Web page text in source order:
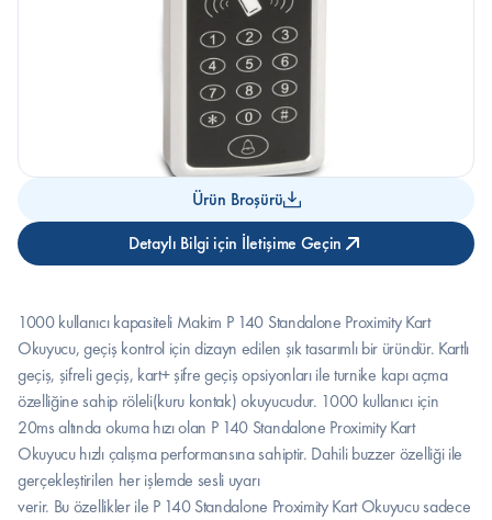
Ürün Broşürü
Detaylı Bilgi için İletişime Geçin
1000 kullanıcı kapasiteli Makim P 140 Standalone Proximity Kart
Okuyucu, geçiş kontrol için dizayn edilen şık tasarımlı bir üründür. Kartlı
geçiş, şifreli geçiş, kart+ şifre geçiş opsiyonları ile turnike kapı açma
özelliğine sahip röleli(kuru kontak) okuyucudur. 1000 kullanıcı için
20ms altında okuma hızı olan P 140 Standalone Proximity Kart
Okuyucu hızlı çalışma performansına sahiptir. Dahili buzzer özelliği ile
gerçekleştirilen her işlemde sesli uyarı
verir. Bu özellikler ile P 140 Standalone Proximity Kart Okuyucu sadece